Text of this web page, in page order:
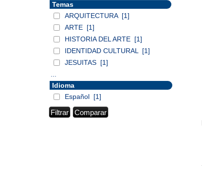
Temas
ARQUITECTURA [1]
ARTE [1]
HISTORIA DEL ARTE [1]
IDENTIDAD CULTURAL
[1]
JESUITAS [1]
Idioma
Español [1]